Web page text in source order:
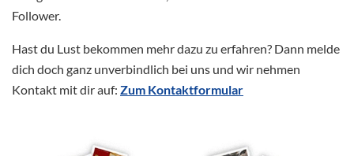
Follower.
Hast du Lust bekommen mehr dazu zu erfahren? Dann melde
dich doch ganz unverbindlich bei uns und wir nehmen
Kontakt mit dir auf: Zum Kontaktformular